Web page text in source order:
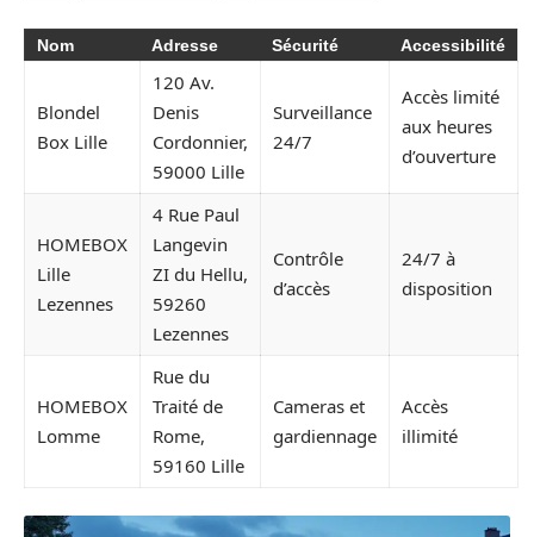
Nom Adresse Sécurité Accessibilité
Blondel
Box Lille
120 Av.
Denis
Cordonnier,
59000 Lille
Surveillance
24/7
Accès limité
aux heures
d’ouverture
HOMEBOX
Lille
Lezennes
4 Rue Paul
Langevin
ZI du Hellu,
59260
Lezennes
Contrôle
d’accès
24/7 à
disposition
HOMEBOX
Lomme
Rue du
Traité de
Rome,
59160 Lille
Cameras et
gardiennage
Accès
illimité